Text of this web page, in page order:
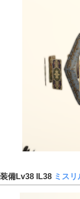
装備Lv38 IL38 ミス